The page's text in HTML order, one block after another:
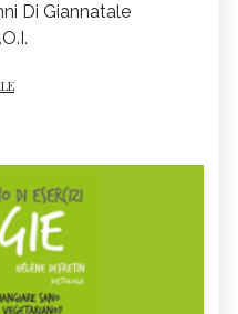
Di Giannatale